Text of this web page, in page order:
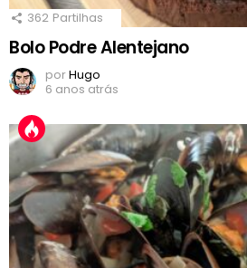
362 Partilhas
Bolo Podre Alentejano
porHugo
6 anos atrás